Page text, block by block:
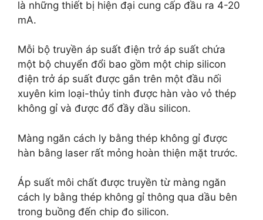
là những thiết bị hiện đại cung cấp đầu ra 4-20
mA.
Mỗi bộ truyền áp suất điện trở áp suất chứa
một bộ chuyển đổi bao gồm một chip silicon
điện trở áp suất được gắn trên một đầu nối
xuyên kim loại-thủy tinh được hàn vào vỏ thép
không gỉ và được đổ đầy dầu silicon.
Màng ngăn cách ly bằng thép không gỉ được
hàn bằng laser rất mỏng hoàn thiện mặt trước.
Áp suất môi chất được truyền từ màng ngăn
cách ly bằng thép không gỉ thông qua dầu bên
trong buồng đến chip đo silicon.